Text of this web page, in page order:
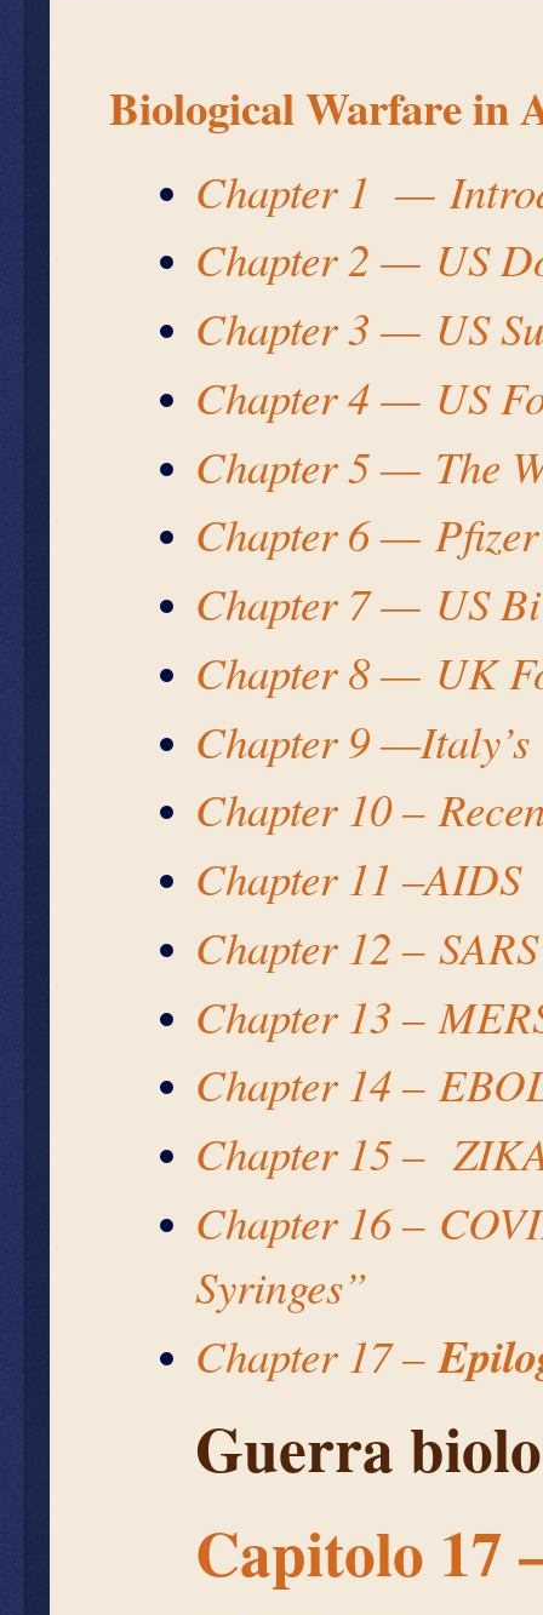
Biological Warfare in
Chapter 1 —
Chapter 2 — US
Chapter 3 — US
Chapter 4 — US
Chapter 5 — The
Chapter 6 —
Chapter 7 — US
Chapter 8 — UK
Chapter 9 —
Chapter 10 –
Chapter 11 –AIDS
Chapter 12 – SARS
Chapter 13 –
Chapter 14 –
Chapter 15 –
Chapter 16 –
Syringes”
Chapter 17 –
Guerra
Capitolo 17